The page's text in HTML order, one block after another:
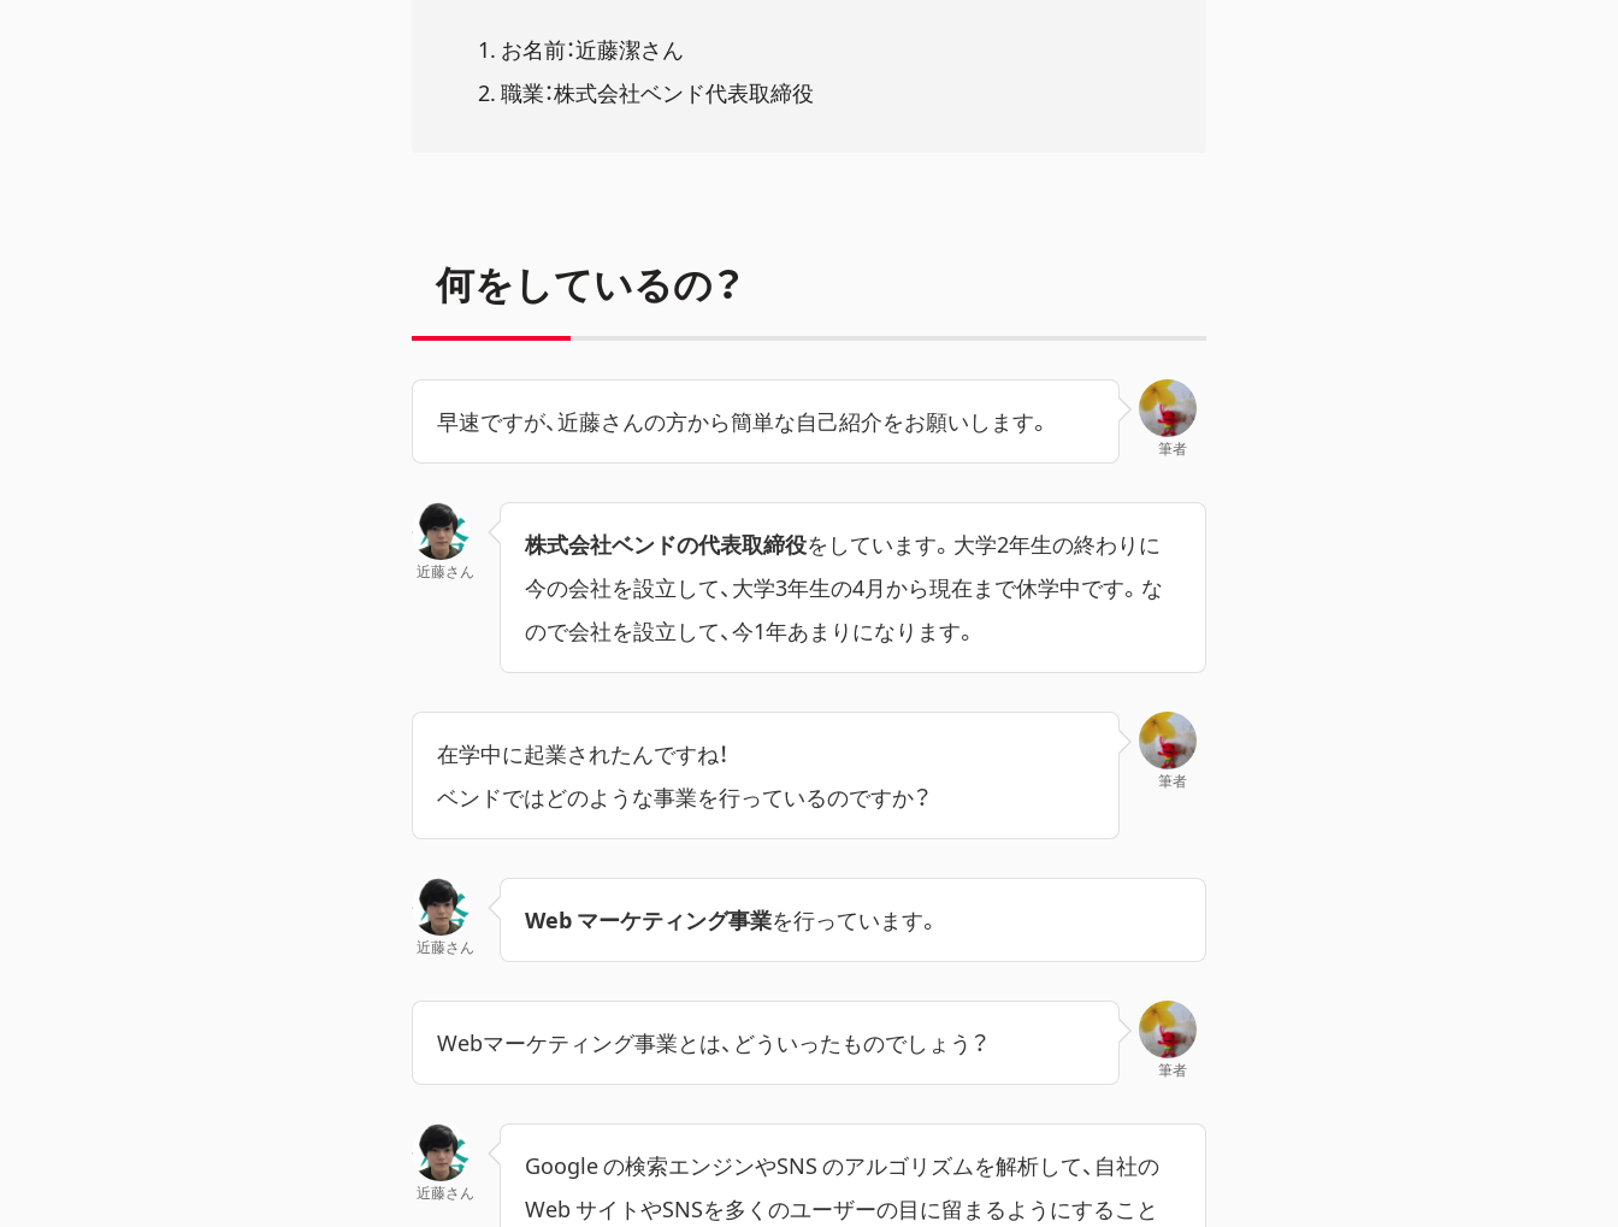
お名前：近藤潔さん
職業：株式会社ベンド代表取締役
何をしているの？
筆者
早速ですが、近藤さんの方から簡単な自己紹介をお願いします。
近藤さん
株式会社ベンドの代表取締役をしています。大学2年生の終わりに
今の会社を設立して、大学3年生の4月から現在まで休学中です。な
ので会社を設立して、今1年あまりになります。
筆者
在学中に起業されたんですね！
ベンドではどのような事業を行っているのですか？
近藤さん
Web マーケティング事業を行っています。
筆者
Webマーケティング事業とは、どういったものでしょう？
近藤さん
Google の検索エンジンやSNS のアルゴリズムを解析して、自社の
Web サイトやSNSを多くのユーザーの目に留まるようにすること